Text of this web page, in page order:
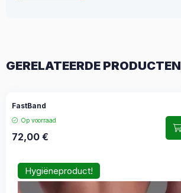
GERELATEERDE PRODUCTEN
FastBand
Op voorraad
72,00 €
Hygiëneproduct!